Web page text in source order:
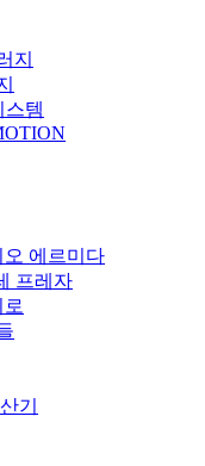
지
스템
오 에르미다
프레자
로
기